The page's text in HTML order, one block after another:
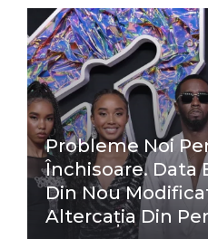
Probleme Noi
Închisoare. Data
Din Nou
Altercația Din